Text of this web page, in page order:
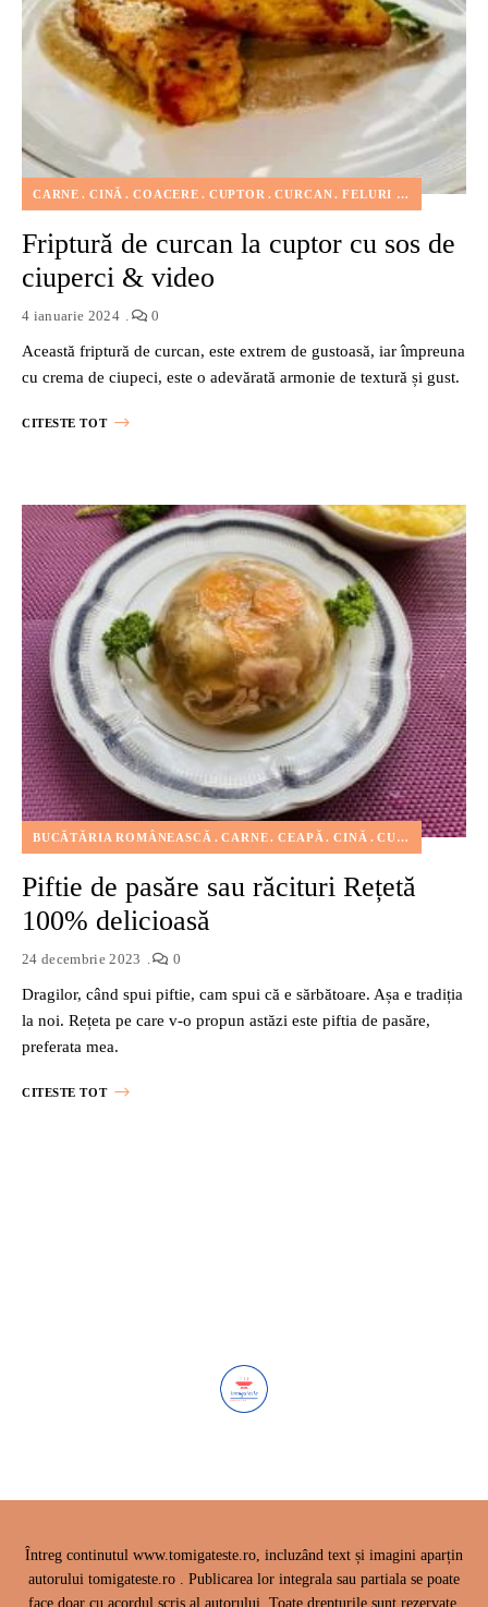
CARNE CINĂ COACERE CUPTOR CURCAN FELURI DE MÂNCARE
Friptură de curcan la cuptor cu sos de
ciuperci & video
4 ianuarie 2024 0
Această friptură de curcan, este extrem de gustoasă, iar împreuna
cu crema de ciupeci, este o adevărată armonie de textură și gust.
CITESTE TOT
BUCĂTĂRIA ROMÂNEASCĂ CARNE CEAPĂ CINĂ CURCAN FEL
Piftie de pasăre sau răcituri Rețetă
100% delicioasă
24 decembrie 2023 0
Dragilor, când spui piftie, cam spui că e sărbătoare. Așa e tradiția
la noi. Rețeta pe care v-o propun astăzi este piftia de pasăre,
preferata mea.
CITESTE TOT
Întreg continutul www.tomigateste.ro, incluzând text și imagini aparțin
autorului tomigateste.ro . Publicarea lor integrala sau partiala se poate
face doar cu acordul scris al autorului. Toate drepturile sunt rezervate,